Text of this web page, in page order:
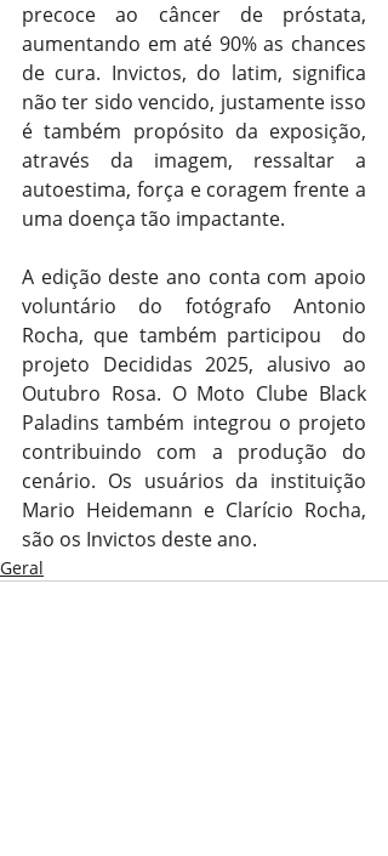
precoce ao câncer de próstata,
aumentando em até 90% as chances
de cura. Invictos, do latim, significa
não ter sido vencido, justamente isso
é também propósito da exposição,
através da imagem, ressaltar a
autoestima, força e coragem frente a
uma doença tão impactante.
A edição deste ano conta com apoio
voluntário do fotógrafo Antonio
Rocha, que também participou  do
projeto Decididas 2025, alusivo ao
Outubro Rosa. O Moto Clube Black
Paladins também integrou o projeto
contribuindo com a produção do
cenário. Os usuários da instituição
Mario Heidemann e Clarício Rocha,
são os Invictos deste ano.
Geral